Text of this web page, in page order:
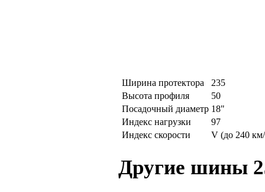
Ширина протектора
235
Высота профиля
50
Посадочный диаметр 18"
Индекс нагрузки
97
Индекс скорости
V (до 240
Другие шины